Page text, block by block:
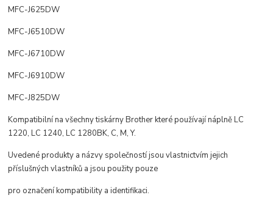
MFC-J625DW
MFC-J6510DW
MFC-J6710DW
MFC-J6910DW
MFC-J825DW
Kompatibilní na všechny tiskárny Brother které používají náplně LC
1220, LC 1240, LC 1280BK, C, M, Y.
Uvedené produkty a názvy společností jsou vlastnictvím jejich
příslušných vlastníků a jsou použity pouze
pro označení kompatibility a identifikaci.